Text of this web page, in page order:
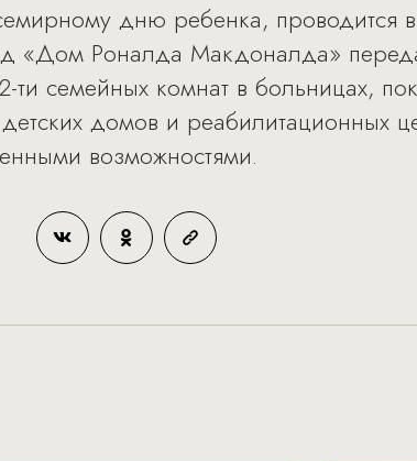
дню ребенка, проводится
«Дом Роналда Макдоналда»
семейных комнат в больницах,
домов и реабилитационных
возможностями.